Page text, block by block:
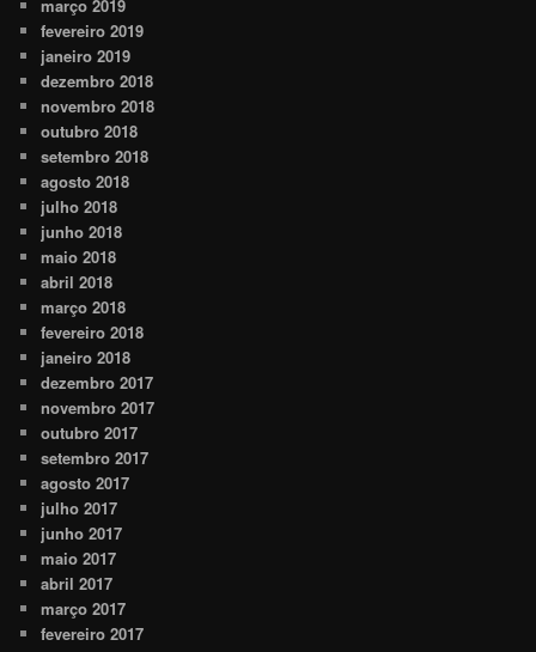
março 2019
fevereiro 2019
janeiro 2019
dezembro 2018
novembro 2018
outubro 2018
setembro 2018
agosto 2018
julho 2018
junho 2018
maio 2018
abril 2018
março 2018
fevereiro 2018
janeiro 2018
dezembro 2017
novembro 2017
outubro 2017
setembro 2017
agosto 2017
julho 2017
junho 2017
maio 2017
abril 2017
março 2017
fevereiro 2017